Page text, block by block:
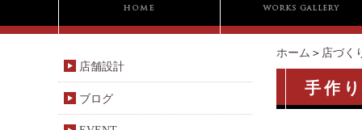
ホーム ＞ 店づく
手作
店舗設計
ブログ